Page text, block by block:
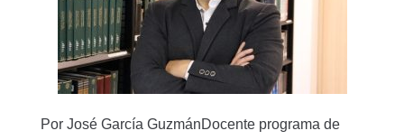
Por José García GuzmánDocente programa de